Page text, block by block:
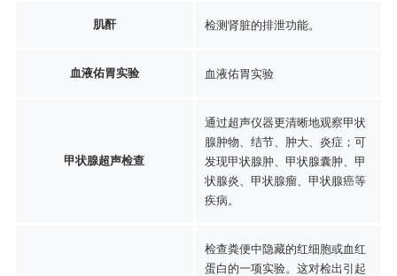
肌酐 检测肾脏的排泄功能。
血液佑胃实验 血液佑胃实验
甲状腺超声检查
通过超声仪器更清晰地观察甲状
腺肿物、结节、肿大、炎症；可
发现甲状腺肿、甲状腺囊肿、甲
状腺炎、甲状腺瘤、甲状腺癌等
疾病。
检查粪便中隐藏的红细胞或血红
蛋白的一项实验。这对检出引起